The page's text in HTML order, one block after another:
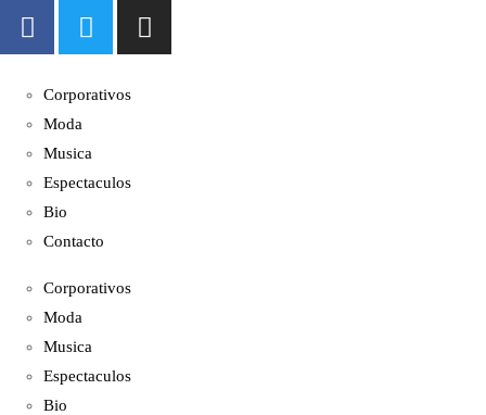
Corporativos
Moda
Musica
Espectaculos
Bio
Contacto
Corporativos
Moda
Musica
Espectaculos
Bio